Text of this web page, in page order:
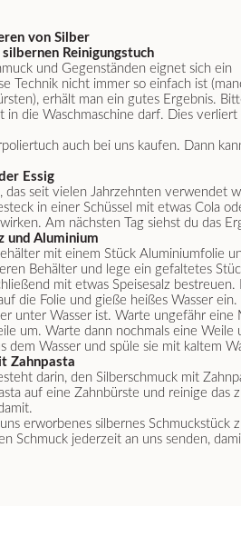
von Silber
Reinigungstuch
und Gegenständen eignet sich ein
Technik nicht immer so einfach ist
erhält man ein gutes Ergebnis.
in die Waschmaschine darf. Dies verliert
auch bei uns kaufen. Dann
Essig
das seit vielen Jahrzehnten verwendet
in einer Schüssel mit etwas Cola
Am nächsten Tag siehst du das
und Aluminium
mit einem Stück Aluminiumfolie
Behälter und lege ein gefaltetes
mit etwas Speisesalz bestreuen.
die Folie und gieße heißes Wasser ein.
unter Wasser ist. Warte ungefähr eine
um. Warte dann nochmals eine Weile
dem Wasser und spüle sie mit kaltem
Zahnpasta
darin, den Silberschmuck mit
auf eine Zahnbürste und reinige das
erworbenes silbernes Schmuckstück
Schmuck jederzeit an uns senden,